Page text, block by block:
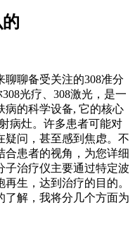
聊备受关注的308准分
光疗、308激光，是一
病的科学设备, 它的核心
病灶。许多患者可能对
疑问，甚至感到焦虑。不
合患者的视角，为您详细
子治疗仪主要通过特定波
生，达到治疗的目的。
了解，我将分几个方面为